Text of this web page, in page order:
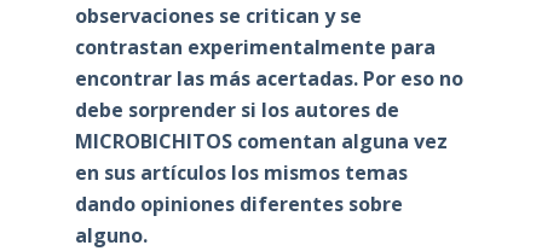
observaciones se critican y se
contrastan experimentalmente para
encontrar las más acertadas. Por eso no
debe sorprender si los autores de
MICROBICHITOS comentan alguna vez
en sus artículos los mismos temas
dando opiniones diferentes sobre
alguno.